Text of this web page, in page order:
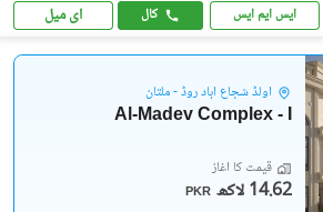
ایس ایم ایس کال ای میل
اولڈ شجاع آباد روڈ - ملتان
Al-Madev Complex - I
قیمت کا آغاز
PKR 14.62 لاکھ